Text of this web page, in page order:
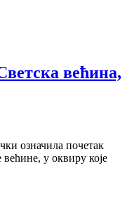
већина,
означила почетак
у оквиру које